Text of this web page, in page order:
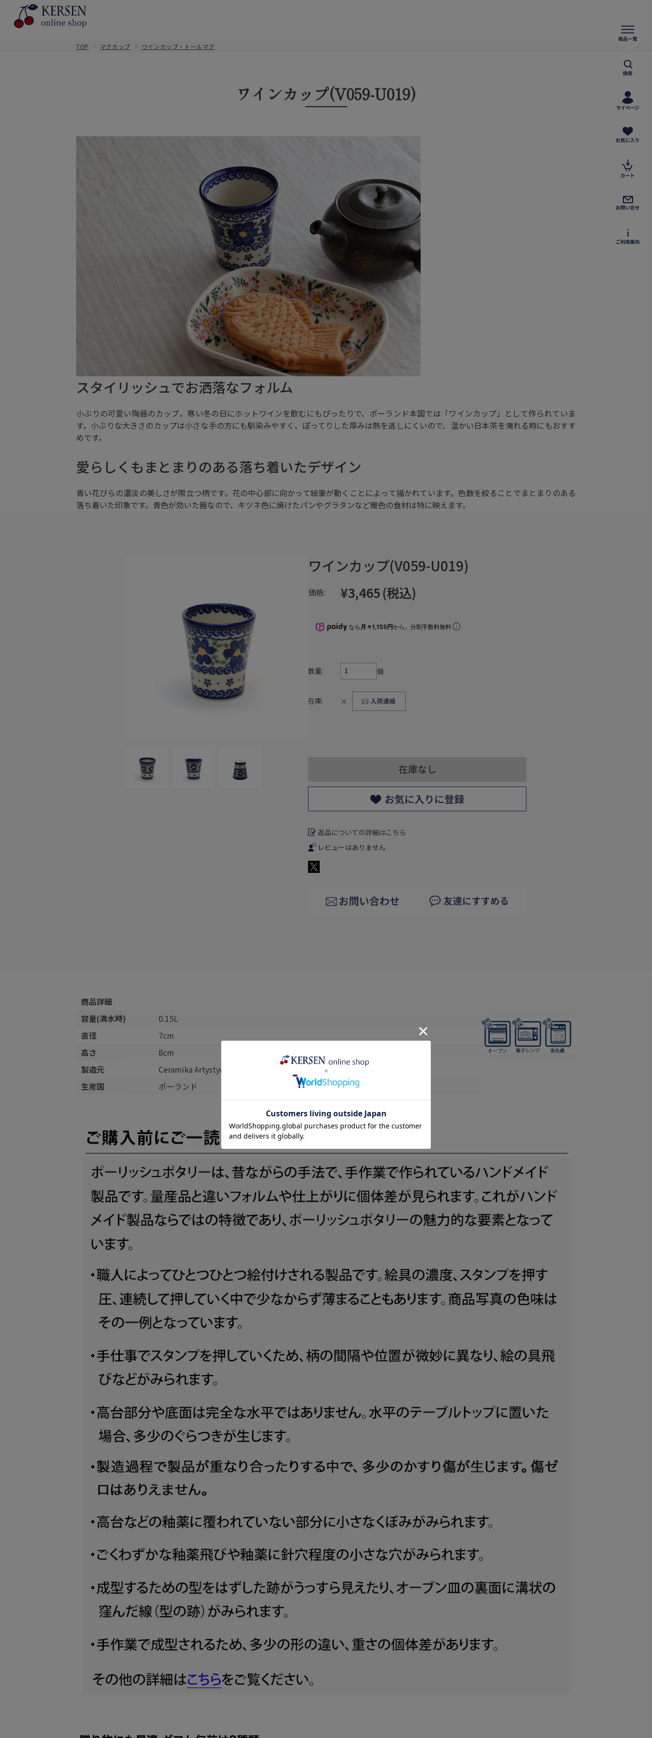
TOP マグカップ ワインカップ・トールマグ
ワインカップ(V059-U019)
スタイリッシュでお洒落なフォルム
小ぶりの可愛い陶器のカップ。寒い冬の日にホットワインを飲むにもぴったりで、ポーランド本国では「ワインカップ」として作られていま
す。小ぶりな大きさのカップは小さな手の方にも馴染みやすく、ぽってりした厚みは熱を逃しにくいので、温かい日本茶を淹れる時にもおすす
めです。
愛らしくもまとまりのある落ち着いたデザイン
青い花びらの濃淡の美しさが際立つ柄です。花の中心部に向かって絵筆が動くことによって描かれています。色数を絞ることでまとまりのある
落ち着いた印象です。青色が効いた器なので、キツネ色に焼けたパンやグラタンなど暖色の食材は特に映えます。
ワインカップ(V059-U019)
価格: ¥3,465(税込)
なら 月々1,155円から。分割手数料無料
数量: 個
在庫: ×
返品についての詳細はこちら
レビューはありません
商品詳細
容量(満水時)
0.15L
直径
7cm
高さ
8cm
製造元
Ceramika Artystyczna VENA(ヴェナ)
生産国
ポーランド